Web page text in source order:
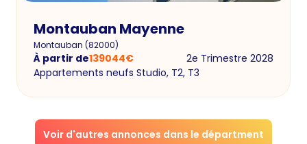
Montauban Mayenne
Montauban (82000)
À partir de139044€
2e Trimestre 2028
Appartements neufs Studio, T2, T3
Voir d'autres annonces dans le départment